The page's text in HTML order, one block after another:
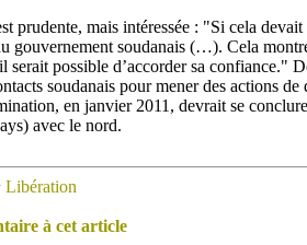
prudente, mais intéressée : "Si cela
gouvernement soudanais (…). Cela
serait possible d’accorder sa confiance."
soudanais pour mener des actions
en janvier 2011, devrait se
avec le nord.
Libération
à cet article